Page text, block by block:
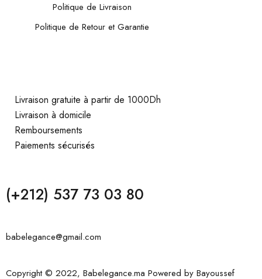
Politique de Livraison
Politique de Retour et Garantie
Livraison gratuite à partir de 1000Dh
Livraison à domicile
Remboursements
Paiements sécurisés
(+212) 537 73 03 80
babelegance@gmail.com
Copyright © 2022, Babelegance.ma Powered by Bayoussef